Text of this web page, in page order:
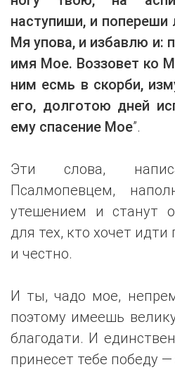
наступиши, и попереши
Мя упова, и избавлю и:
имя Мое. Воззовет ко
ним есмь в скорби,
его, долготою дней
ему спасение Мое”.
Эти слова,
Псалмопевцем,
утешением и станут
для тех, кто хочет
и честно.
И ты, чадо мое,
поэтому имеешь
благодати. И
принесет тебе победу